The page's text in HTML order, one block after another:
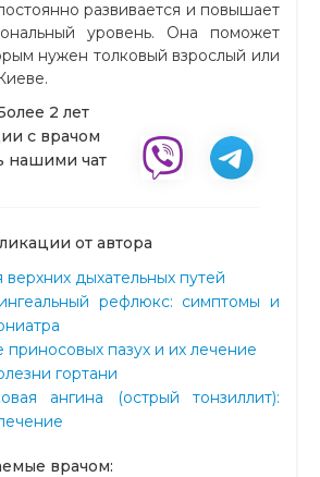
развивается и повышает
уровень. Она поможет
нужен толковый взрослый или
2 лет
с врачом
нашими чат
от автора
дыхательных путей
рефлюкс: симптомы и
приносовых пазух и их лечение
гортани
ангина (острый тонзиллит):
врачом: